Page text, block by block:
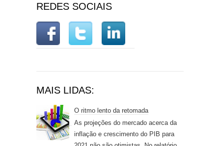
REDES SOCIAIS
MAIS LIDAS:
O ritmo lento da retomada
As projeções do mercado acerca da
inflação e crescimento do PIB para